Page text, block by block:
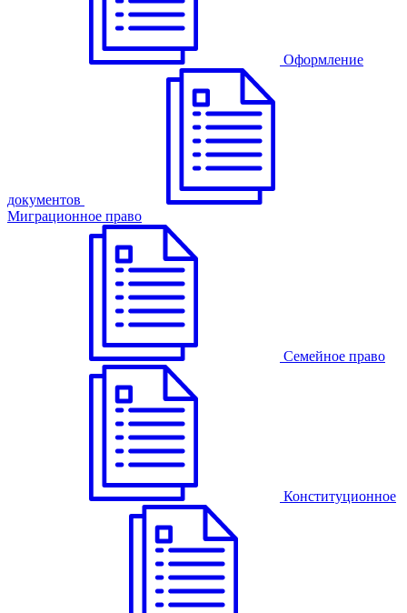
Оформление
документов
Миграционное право
Семейное право
Конституционное